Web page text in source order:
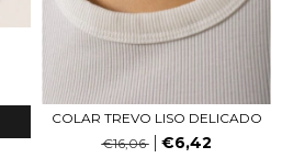
COLAR TREVO LISO DELICADO
€16,06
€6,42